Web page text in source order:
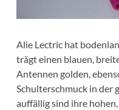
Alie Lectric hat
trägt einen blauen,
Antennen golden,
Schulterschmuck in der
auffällig sind ihre